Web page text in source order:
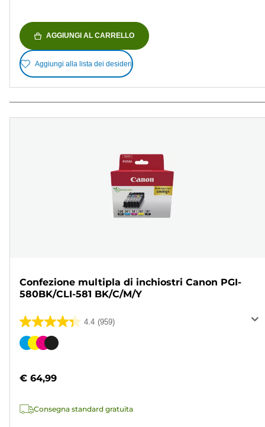
AGGIUNGI AL CARRELLO
Aggiungi alla lista dei desideri
Confezione multipla di inchiostri Canon PGI-
580BK/CLI-581 BK/C/M/Y
4.4 (959)
4.4
su
959
Cartuccia
€ 64,99
Consegna standard gratuita